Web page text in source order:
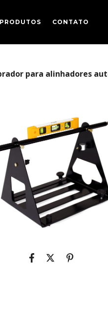
PRODUTOS CONTATO
para alinhadores